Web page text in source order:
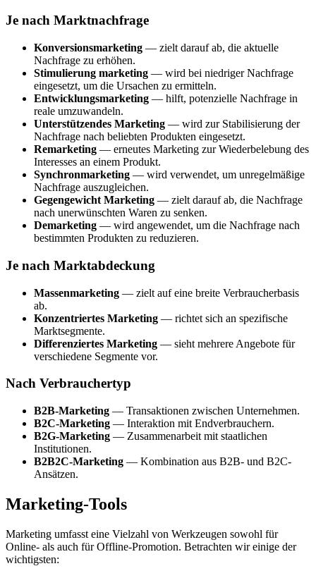
Je nach Marktnachfrage
Konversionsmarketing — zielt darauf ab, die aktuelle
Nachfrage zu erhöhen.
Stimulierung marketing — wird bei niedriger Nachfrage
eingesetzt, um die Ursachen zu ermitteln.
Entwicklungsmarketing — hilft, potenzielle Nachfrage in
reale umzuwandeln.
Unterstützendes Marketing — wird zur Stabilisierung der
Nachfrage nach beliebten Produkten eingesetzt.
Remarketing — erneutes Marketing zur Wiederbelebung des
Interesses an einem Produkt.
Synchronmarketing — wird verwendet, um unregelmäßige
Nachfrage auszugleichen.
Gegengewicht Marketing — zielt darauf ab, die Nachfrage
nach unerwünschten Waren zu senken.
Demarketing — wird angewendet, um die Nachfrage nach
bestimmten Produkten zu reduzieren.
Je nach Marktabdeckung
Massenmarketing — zielt auf eine breite Verbraucherbasis
ab.
Konzentriertes Marketing — richtet sich an spezifische
Marktsegmente.
Differenziertes Marketing — sieht mehrere Angebote für
verschiedene Segmente vor.
Nach Verbrauchertyp
B2B-Marketing — Transaktionen zwischen Unternehmen.
B2C-Marketing — Interaktion mit Endverbrauchern.
B2G-Marketing — Zusammenarbeit mit staatlichen
Institutionen.
B2B2C-Marketing — Kombination aus B2B- und B2C-
Ansätzen.
Marketing-Tools
Marketing umfasst eine Vielzahl von Werkzeugen sowohl für
Online- als auch für Offline-Promotion. Betrachten wir einige der
wichtigsten: